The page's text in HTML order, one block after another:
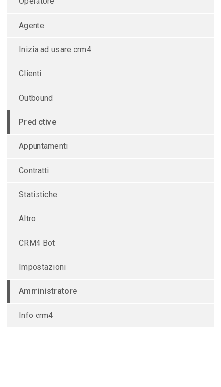
Agente
Inizia ad usare crm4
Clienti
Outbound
Predictive
Appuntamenti
Contratti
Statistiche
Altro
CRM4 Bot
Impostazioni
Amministratore
Info crm4